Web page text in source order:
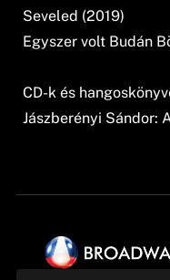
Seveled (2019)
Egyszer volt Budán
CD-k és
Jászberényi Sándor: